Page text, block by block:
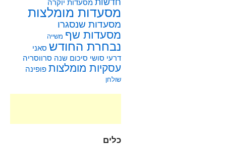
חדשות מסעדות יוקרה
מסעדות מומלצות
מסעדות שנסגרו
מסעדות שף משייה
נבחרת החודש סאני
דרעי סושי סיכום שנה סרווסריה
עסקיות מומלצות פופינה
שולחן
כלים